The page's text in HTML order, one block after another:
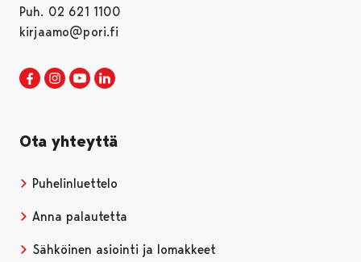
Puh. 02 621 1100
kirjaamo@pori.fi
Porin kaupunki Facebookissa
Avautuu uudessa välilehdessä
Porin kaupunki Instagramissa
Avautuu uudessa välilehdessä
Porin kaupunki Youtubessa
Avautuu uudessa välilehdessä
Ota yhteyttä
Puhelinluettelo
Anna palautetta
Sähköinen asiointi ja lomakkeet